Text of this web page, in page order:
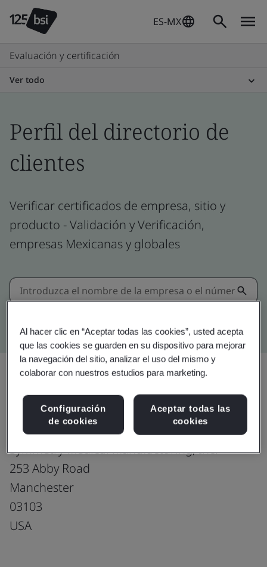
ES-MX
Evaluación y certificación
Ver todo
Perfil del directorio de
clientes
Verificar certificados de empresa, sitio y
producto - Validación y Verificación,
empresas Mexicanas y globales
Compartir: Actualizar
Symmetry Medical Manufacturing, Inc.
253 Abby Road
Manchester
03103
USA
Al hacer clic en “Aceptar todas las cookies”, usted acepta
que las cookies se guarden en su dispositivo para mejorar
la navegación del sitio, analizar el uso del mismo y
colaborar con nuestros estudios para marketing.
Configuración
de cookies
Aceptar todas las
cookies